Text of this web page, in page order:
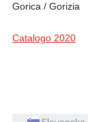
Gorica / Gorizia
Catalogo 2020